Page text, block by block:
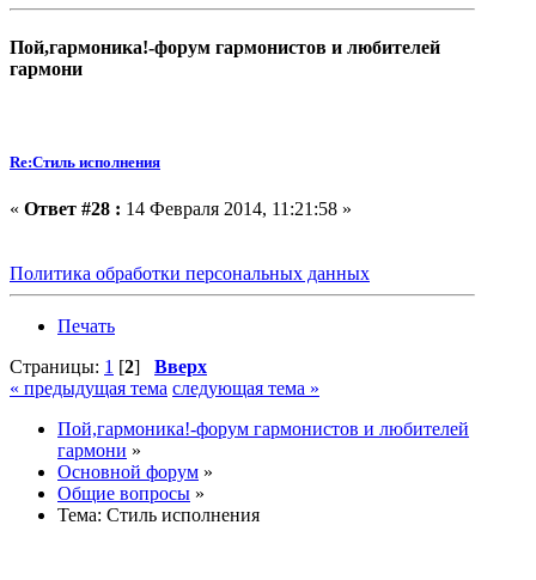
Пой,гармоника!-форум гармонистов и любителей
гармони
Re:Стиль исполнения
« Ответ #28 : 14 Февраля 2014, 11:21:58 »
Политика обработки персональных данных
Печать
Страницы: 1 [2] Вверх
« предыдущая тема следующая тема »
Пой,гармоника!-форум гармонистов и любителей
гармони »
Основной форум »
Общие вопросы »
Тема: Стиль исполнения